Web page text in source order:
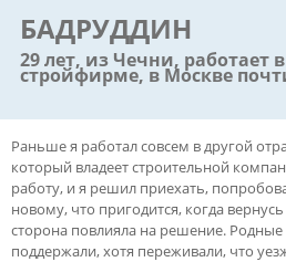
БАДРУДДИН
29 лет, из Чечни, работает
стройфирме, в Москве
Раньше я работал совсем в другой
который владеет строительной
работу, и я решил приехать,
новому, что пригодится, когда
сторона повлияла на решение. Родные
поддержали, хотя переживали, что